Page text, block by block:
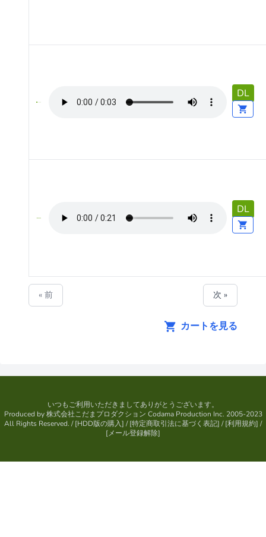
DL
DL
« 前 次 »
カートを見る
いつもご利用いただきましてありがとうございます。
Produced by株式会社こだまプロダクション Codama Production Inc. 2005-2023
All Rights Reserved. / [HDD版の購入] / [特定商取引法に基づく表記] / [利用規約] /
[メール登録解除]